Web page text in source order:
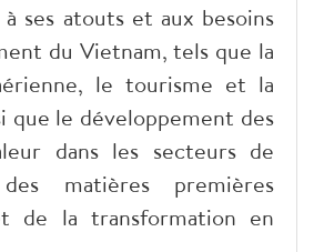
ses atouts et aux besoins
du Vietnam, tels que la
le tourisme et la
que le développement des
dans les secteurs de
des matières premières
de la transformation en